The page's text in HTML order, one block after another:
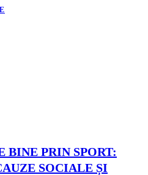
BINE PRIN SPORT:
SOCIALE ȘI